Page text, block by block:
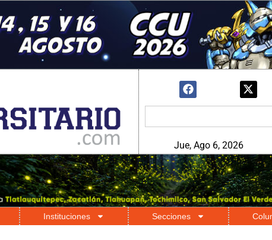
Jue, Ago 6, 2026
Instituciones Secciones